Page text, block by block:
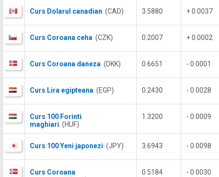
Curs Dolarul canadian (CAD) 3.5880 + 0.0037
Curs Coroana ceha (CZK) 0.2007 + 0.0002
Curs Coroana daneza (DKK) 0.6651 - 0.0001
Curs Lira egipteana (EGP) 0.2430 - 0.0028
Curs 100 Forinti
maghiari (HUF)
1.3200 - 0.0009
Curs 100 Yeni japonezi (JPY) 3.6943 - 0.0098
Curs Coroana
0.5184 - 0.0030